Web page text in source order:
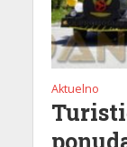
Aktuelno